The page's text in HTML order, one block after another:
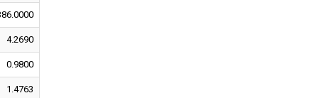
4.2690
0.9800
1.4763